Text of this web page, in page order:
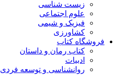
زیست شناسی
علوم اجتماعی
فیزیک و شیمی
کشاورزی
فروشگاه کتاب
کتاب رمان و داستان
ادبیات
روانشناسی و توسعه فردی